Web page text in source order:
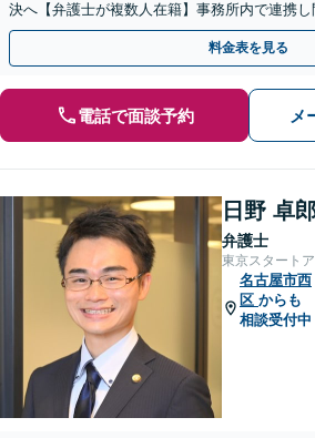
決へ【弁護士が複数人在籍】事務所内で連携
間面談可】【子連れ相談可】【虎ノ門駅1分】
料金表を見る
電話で面談予約 メ
日野 卓
弁護士
東京スタート
名古屋市西
区 からも
相談受付中